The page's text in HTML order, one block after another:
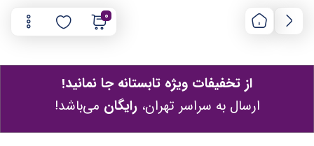
از تخفیفات ویژه تابستانه جا نمانید!
ارسال به سراسر تهران،رایگان می‌باشد!
0